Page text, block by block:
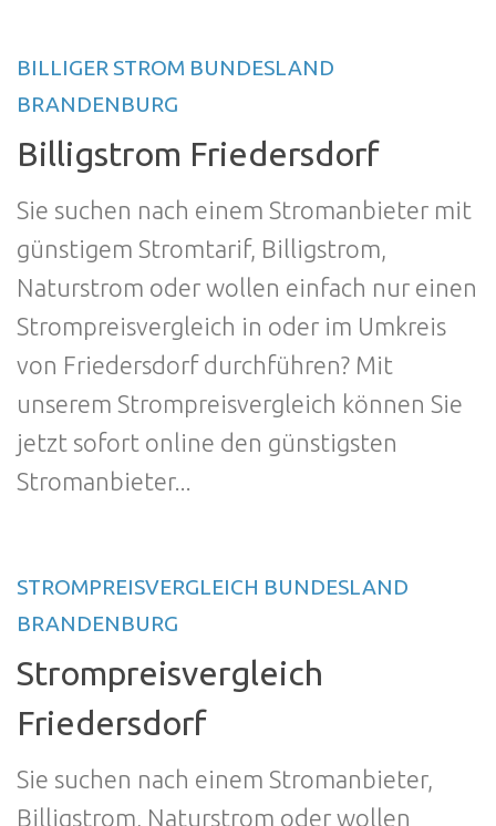
BILLIGER STROM BUNDESLAND
BRANDENBURG
Billigstrom Friedersdorf
Sie suchen nach einem Stromanbieter mit
günstigem Stromtarif, Billigstrom,
Naturstrom oder wollen einfach nur einen
Strompreisvergleich in oder im Umkreis
von Friedersdorf durchführen? Mit
unserem Strompreisvergleich können Sie
jetzt sofort online den günstigsten
Stromanbieter...
STROMPREISVERGLEICH BUNDESLAND
BRANDENBURG
Strompreisvergleich
Friedersdorf
Sie suchen nach einem Stromanbieter,
Billigstrom, Naturstrom oder wollen